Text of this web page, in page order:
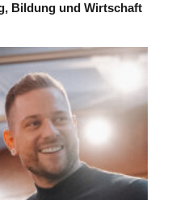
Bildung und Wirtschaft